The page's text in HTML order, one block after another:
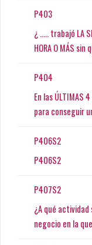
P403
¿ ..... trabajó LA
HORA O MÁS
P404
En las ÚLTIMAS
para conseguir
P406S2
P406S2
P407S2
¿A qué
negocio en la